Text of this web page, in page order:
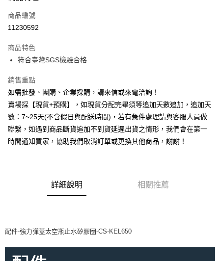
信用卡一次付款
信用卡分期付款
合作金庫商業銀行
華南商業銀行
國泰世華商業銀行
臺灣中小企業銀行
台中商業銀行
匯豐（台灣）商業銀行
華泰商業銀行
聯邦商業銀行
遠東國際商業銀行
元大商業銀行
永豐商業銀行
台新國際商業銀行
中國信託商業銀行
6 期 0 利率 每期
華南商業銀行
上海商業儲蓄銀行
台北富邦商業銀行
國泰世華商業銀行
兆豐國際商業銀行
臺灣中小企業銀行
台中商業銀行
匯豐（台灣）商業銀行
華泰商業銀行
聯邦商業銀行
遠東國際商業銀行
元大商業銀行
永豐商業銀行
12 期 0 利率 每期NT$8
合作金庫商業銀行
華南商業銀行
彰化商業銀行
上海商業儲蓄銀行
台北富邦商業銀行
國泰世華商業銀行
兆豐國際商業銀行
臺灣中小企業銀行
台中商業銀行
匯豐（台灣）商業銀行
華泰商業銀行
聯邦商業銀行
遠東國際商業銀行
台灣樂天信用卡公司
超商取貨付款
LINE Pay
Apple Pay
街口支付
便利好安心！
商品編號
11230592
商品特色
符合臺灣SGS檢驗合格
銷售重點
如需批發、團購、企業採購，請來信或來電洽詢！
賣場採【現貨+預購】，如現貨分配完畢須等追加天數追加，追加天
數：7~25天(不含假日與配送時間)，若有急件處理請與客服人員做
聯繫，如遇到商品斷貨追加不到貨延遲出貨之情形，我們會在第一
時間通知買家，協助我們取消訂單或更換其他商品，謝謝！
詳細說明 相關推薦
配件-強力彈蓋太空瓶止水矽膠圈-CS-KEL650